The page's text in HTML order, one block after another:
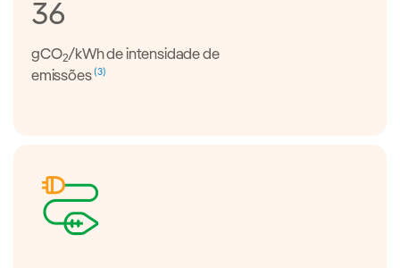
36
gCO2/kWh de intensidade de
emissões(3)